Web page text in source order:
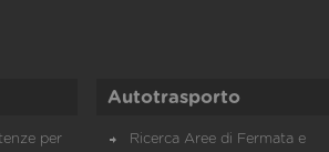
per
Autotrasporto
Ricerca Aree di Fermata e